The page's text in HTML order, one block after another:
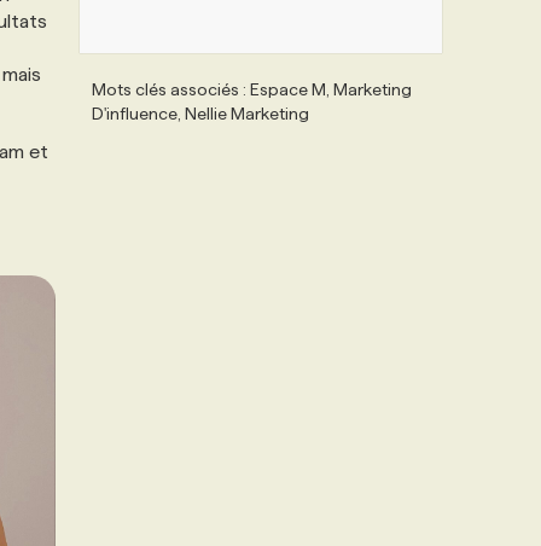
et
Mots clés associés : Espace M, Marketing
D'influence, Nellie Marketing